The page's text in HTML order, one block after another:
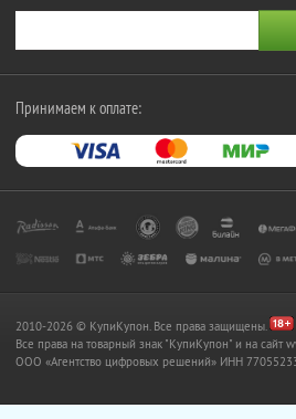
Принимаем к оплате:
2010-2026 © КупиКупон. Все права защищены.
Все права на товарный знак "КупиКупон" и на сайт
OOO «Агентство цифровых решений» ИНН